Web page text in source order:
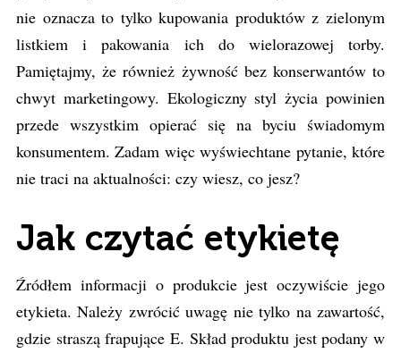
nie oznacza to tylko kupowania produktów z zielonym
listkiem i pakowania ich do wielorazowej torby.
Pamiętajmy, że również żywność bez konserwantów to
chwyt marketingowy. Ekologiczny styl życia powinien
przede wszystkim opierać się na byciu świadomym
konsumentem. Zadam więc wyświechtane pytanie, które
nie traci na aktualności: czy wiesz, co jesz?
Jak czytać etykietę
Źródłem informacji o produkcie jest oczywiście jego
etykieta. Należy zwrócić uwagę nie tylko na zawartość,
gdzie straszą frapujące E. Skład produktu jest podany w